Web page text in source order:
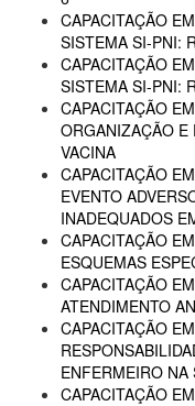
CAPACITAÇÃO
SISTEMA SI-PNI:
CAPACITAÇÃO
SISTEMA SI-PNI:
CAPACITAÇÃO
ORGANIZAÇÃO E
VACINA
CAPACITAÇÃO
EVENTO
INADEQUADOS
CAPACITAÇÃO
ESQUEMAS
CAPACITAÇÃO
ATENDIMENTO
CAPACITAÇÃO
ENFERMEIRO NA
CAPACITAÇÃO